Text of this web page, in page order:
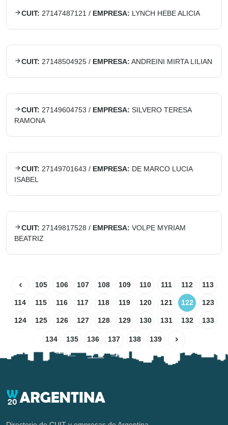
CUIT: 27147487121 / EMPRESA: LYNCH HEBE ALICIA
CUIT: 27148504925 / EMPRESA: ANDREINI MIRTA LILIAN
CUIT: 27149604753 / EMPRESA: SILVERO TERESA
RAMONA
CUIT: 27149701643 / EMPRESA: DE MARCO LUCIA
ISABEL
CUIT: 27149817528 / EMPRESA: VOLPE MYRIAM
BEATRIZ
105 106 107 108 109 110 111 112 113
114 115 116 117 118 119 120 121 122 123
124 125 126 127 128 129 130 131 132 133
134 135 136 137 138 139